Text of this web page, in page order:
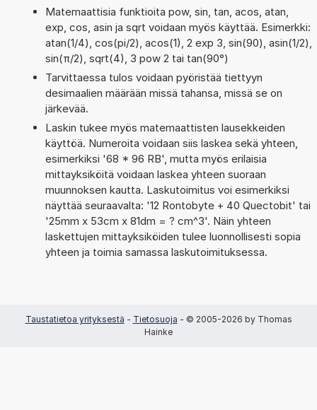
Matemaattisia funktioita pow, sin, tan, acos, atan,
exp, cos, asin ja sqrt voidaan myös käyttää. Esimerkki:
atan(1/4), cos(pi/2), acos(1), 2 exp 3, sin(90), asin(1/2),
sin(π/2), sqrt(4), 3 pow 2 tai tan(90°)
Tarvittaessa tulos voidaan pyöristää tiettyyn
desimaalien määrään missä tahansa, missä se on
järkevää.
Laskin tukee myös matemaattisten lausekkeiden
käyttöä. Numeroita voidaan siis laskea sekä yhteen,
esimerkiksi '68 * 96 RB', mutta myös erilaisia
mittayksiköitä voidaan laskea yhteen suoraan
muunnoksen kautta. Laskutoimitus voi esimerkiksi
näyttää seuraavalta: '12 Rontobyte + 40 Quectobit' tai
'25mm x 53cm x 81dm = ? cm^3'. Näin yhteen
laskettujen mittayksiköiden tulee luonnollisesti sopia
yhteen ja toimia samassa laskutoimituksessa.
Taustatietoa yrityksestä - Tietosuoja - © 2005-2026 by Thomas
Hainke